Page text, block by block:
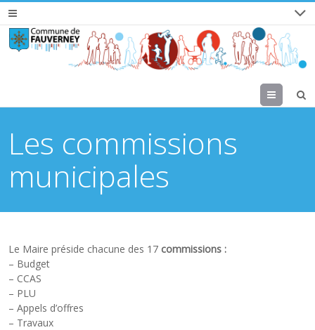
Menu
Les commissions
municipales
Le Maire préside chacune des 17 commissions :
– Budget
– CCAS
– PLU
– Appels d’offres
– Travaux